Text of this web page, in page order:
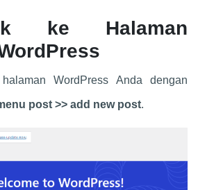
ke Halaman
WordPress Anda dengan
post >> add new post.